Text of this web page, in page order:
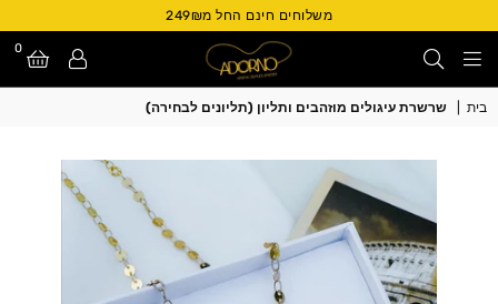
משלוחים חינם החל מ249₪
Adorno
0
בית שרשרת עיגולים מוזהבים ותליון (תליונים לבחירה)